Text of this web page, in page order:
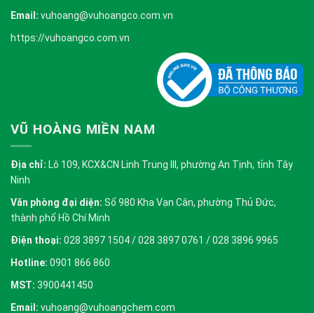
Email: vuhoang@vuhoangco.com.vn
https://vuhoangco.com.vn
VŨ HOÀNG MIỀN NAM
Địa chỉ: Lô 109, KCX&CN Linh Trung III, phường An Tịnh, tỉnh Tây
Ninh
Văn phòng đại diện: Số 980 Kha Vạn Cân, phường Thủ Đức,
thành phố Hồ Chí Minh
Điện thoại: 028 3897 1504 / 028 3897 0761 / 028 3896 9965
Hotline: 0901 866 860
MST: 3900441450
Email: vuhoang@vuhoangchem.com